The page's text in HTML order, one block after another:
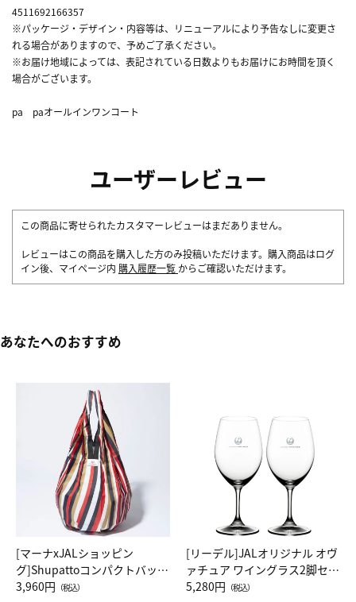
4511692166357
※パッケージ・デザイン・内容等は、リニューアルにより予告なしに変更さ
れる場合がありますので、予めご了承ください。
※お届け地域によっては、表記されている日数よりもお届けにお時間を頂く
場合がございます。
pa paオールインワンコート
ユーザーレビュー
この商品に寄せられたカスタマーレビューはまだありません。
レビューはこの商品を購入した方のみ投稿いただけます。購入商品はログ
イン後、マイページ内 購入履歴一覧 からご確認いただけます。
あなたへのおすすめ
[マーナxJALショッピン
グ]Shupattoコンパクトバッグ
Drop JAL客室乗務員（LC）ス
3,960円 （税込）
[リーデル]JALオリジナル オヴ
ァチュア ワイングラス2脚セッ
ト（レッドワイン）
5,280円 （税込）